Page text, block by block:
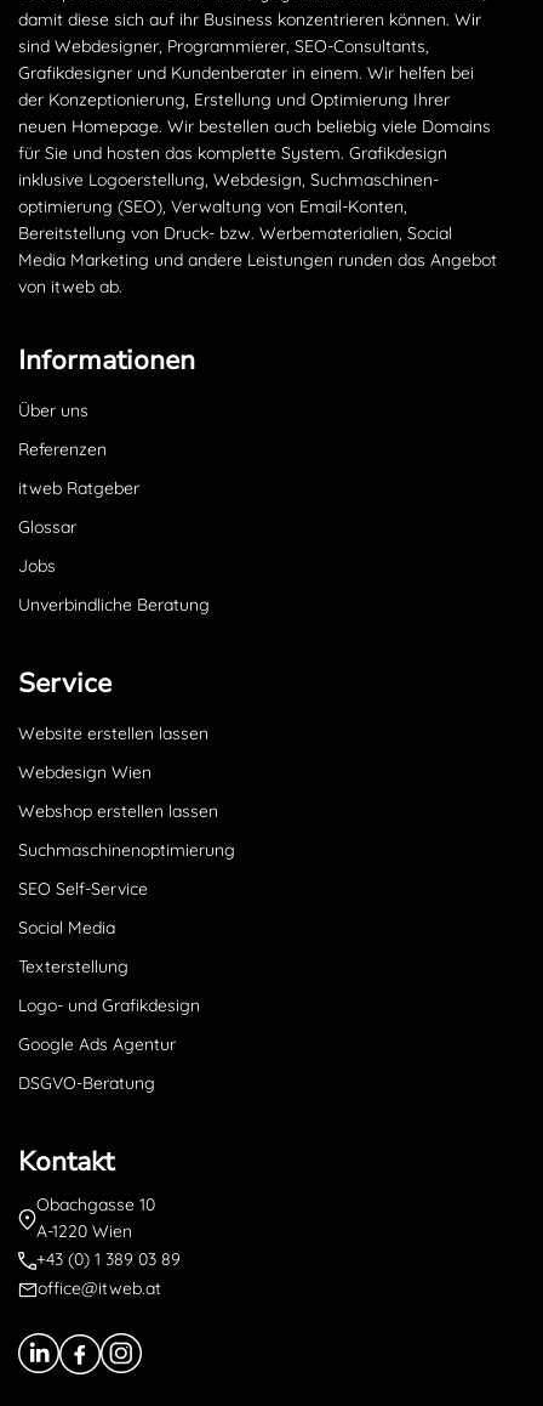
damit diese sich auf ihr Business konzentrieren können. Wir
sind Webdesigner, Programmierer, SEO-Consultants,
Grafikdesigner und Kundenberater in einem. Wir helfen bei
der Konzeptionierung, Erstellung und Optimierung Ihrer
neuen Homepage. Wir bestellen auch beliebig viele Domains
für Sie und hosten das komplette System. Grafikdesign
inklusive Logoerstellung, Webdesign, Suchmaschinen­
optimierung (SEO), Verwaltung von Email-Konten,
Bereitstellung von Druck- bzw. Werbematerialien, Social
Media Marketing und andere Leistungen runden das Angebot
von itweb ab.
Informationen
Über uns
Referenzen
itweb Ratgeber
Glossar
Jobs
Unverbindliche Beratung
Service
Website erstellen lassen
Webdesign Wien
Webshop erstellen lassen
Suchmaschinenoptimierung
SEO Self-Service
Social Media
Texterstellung
Logo- und Grafikdesign
Google Ads Agentur
DSGVO-Beratung
Kontakt
Obachgasse 10
A-1220 Wien
+43 (0) 1 389 03 89
office@itweb.at